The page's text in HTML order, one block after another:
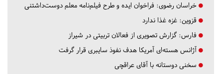
خراسان رضوی: فراخوان ایده و طرح فیلم‌نامه معلم دوست‌داشتنی
قزوین: غزه غذا ندارد
فارس: گزارش تصویری از فعالان تربیتی در شیراز
آژانس هسته‌ای آمریکا هدف نفوذ سایبری قرار گرفت
سخنی دوستانه با آقای عراقچی